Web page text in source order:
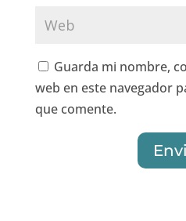
Guarda mi nombre,
web en este navegador
que comente.